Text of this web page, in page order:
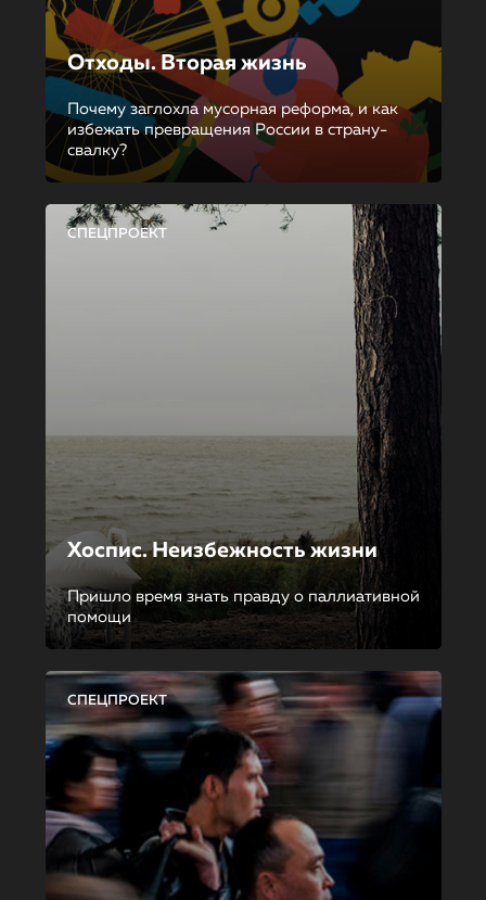
Отходы. Вторая жизнь
Почему заглохла мусорная реформа, и как
избежать превращения России в страну-
свалку?
СПЕЦПРОЕКТ
Хоспис. Неизбежность жизни
Пришло время знать правду о паллиативной
помощи
СПЕЦПРОЕКТ